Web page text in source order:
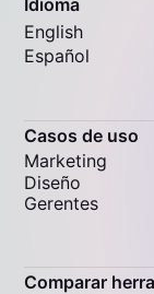
English
Español
Casos de uso
Marketing
Diseño
Gerentes
Comparar